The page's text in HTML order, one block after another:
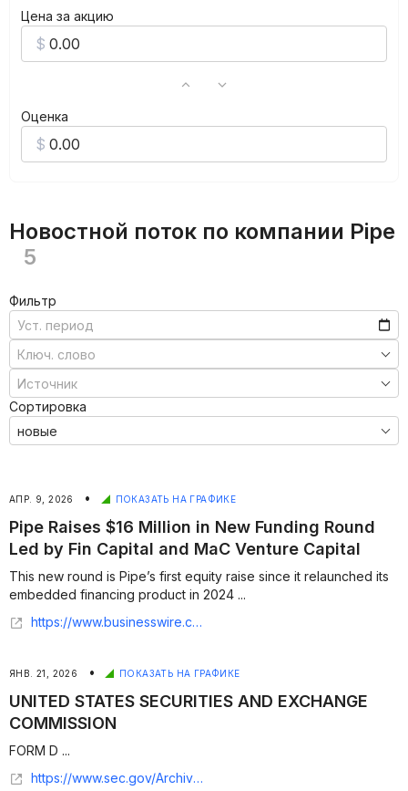
Цена за акцию
Оценка
Новостной поток по компании Pipe
5
Фильтр
Сортировка
АПР. 9, 2026 • ПОКАЗАТЬ НА ГРАФИКЕ
Pipe Raises $16 Million in New Funding Round
Led by Fin Capital and MaC Venture Capital
This new round is Pipe’s first equity raise since it relaunched its
embedded financing product in 2024 ...
https://www.businesswire.com/news/home/20260409346900/en/Pipe-Raises-%2416-Million-in-New-Funding-Round-Led-by-Fin-Capital-and-MaC-Venture-Capital
ЯНВ. 21, 2026 • ПОКАЗАТЬ НА ГРАФИКЕ
UNITED STATES SECURITIES AND EXCHANGE
COMMISSION
FORM D ...
https://www.sec.gov/Archives/edgar/data/2106455/000210645526000001/xslFormDX01/primary_doc.xml